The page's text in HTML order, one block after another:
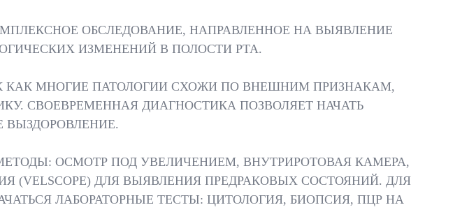
ОБСЛЕДОВАНИЕ, НАПРАВЛЕННОЕ НА ВЫЯВЛЕНИЕ
ИЗМЕНЕНИЙ В ПОЛОСТИ РТА.
КАК МНОГИЕ ПАТОЛОГИИ СХОЖИ ПО ВНЕШНИМ ПРИЗНАКАМ,
СВОЕВРЕМЕННАЯ ДИАГНОСТИКА ПОЗВОЛЯЕТ НАЧАТЬ
ОСМОТР ПОД УВЕЛИЧЕНИЕМ, ВНУТРИРОТОВАЯ КАМЕРА,
ДЛЯ ВЫЯВЛЕНИЯ ПРЕДРАКОВЫХ СОСТОЯНИЙ. ДЛЯ
ЛАБОРАТОРНЫЕ ТЕСТЫ: ЦИТОЛОГИЯ, БИОПСИЯ, ПЦР НА